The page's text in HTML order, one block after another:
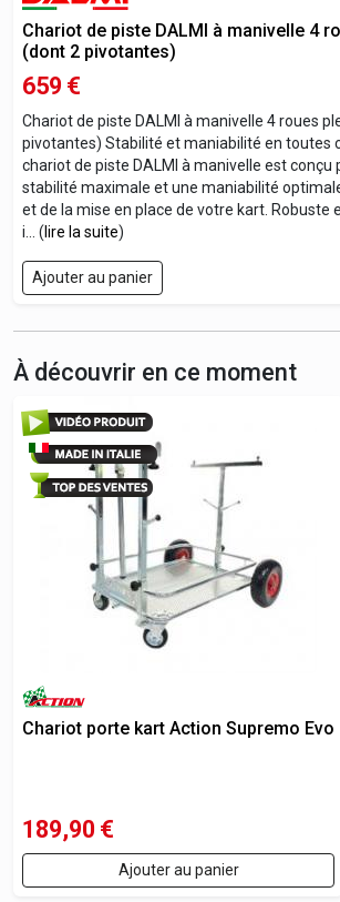
Chariot de piste DALMI à manivelle 4
(dont 2 pivotantes)
659 €
Chariot de piste DALMI à manivelle 4 roues
pivotantes) Stabilité et maniabilité en toutes
chariot de piste DALMI à manivelle est conçu
stabilité maximale et une maniabilité
et de la mise en place de votre kart. Robuste
i... ( lire la suite)
Ajouter au panier
À découvrir en ce moment
Chariot porte kart Action Supremo Evo
189,90 €
Ajouter au panier